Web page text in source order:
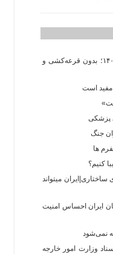
فروش فوری خودروهای وارداتی مرداد ۱۴۰۵؛ بدون قرعه‌کشی و
مفید است
ها
کنیم؟
میتواند
ایران احساس امنیت
نمی‌شود
وزارت امور خارجه